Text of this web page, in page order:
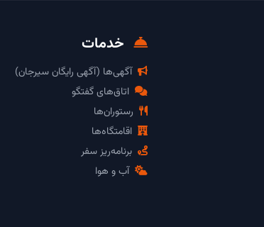
خدمات
آگهی‌ها (آگهی رایگان سیرجان)
اتاق‌های گفتگو
رستوران‌ها
اقامتگاه‌ها
برنامه‌ریز سفر
آب و هوا